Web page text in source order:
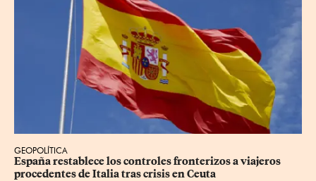
GEOPOLÍTICA
España restablece los controles fronterizos a viajeros
procedentes de Italia tras crisis en Ceuta